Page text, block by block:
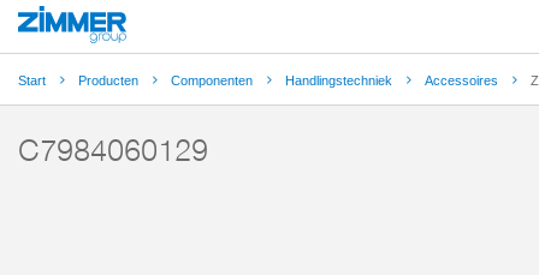
Start Producten Componenten Handlingstechniek Accessoires
C7984060129